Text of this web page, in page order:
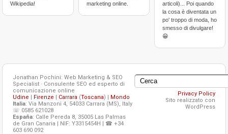
Wikipedia!
marketing online.
articoli)... Poi quando
la cosa è diventata un
po' troppo di moda, ho
smesso di divulgare!
😁
Jonathan Pochini: Web Marketing & SEO
Specialist · Consulente SEO ed esperto di
comunicazione online
Udine | Firenze | Carrara (Toscana) | Mondo
Italia: Via Manzoni 4, 54033 Carrara (MS), Italy
☏ 0585 621028
España: Calle Pereda 8, 35005 Las Palmas
de Gran Canaria | NIF: Y3315454H | ☎ +34
603 690 092
Privacy Policy
Sito realizzato con
WordPress